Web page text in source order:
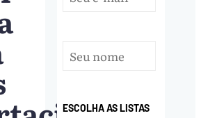
ESCOLHA AS LISTAS